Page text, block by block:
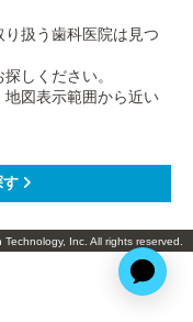
扱う歯科医院は見つ
しください。
地図表示範囲から近い
Inc. All rights reserved.